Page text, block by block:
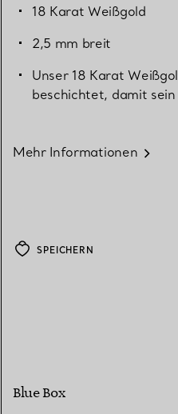
18 Karat Weißgold
2,5 mm breit
Unser 18 Karat
beschichtet, damit
Mehr Informationen
SPEICHERN
Blue Box